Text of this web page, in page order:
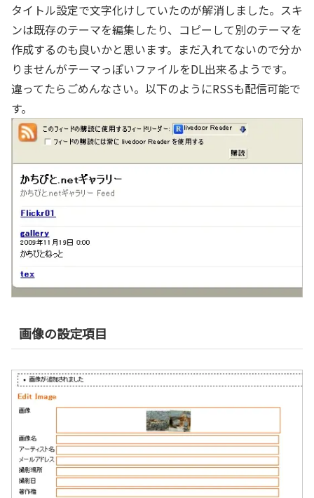
タイトル設定で文字化けしていたのが解消しました。スキ
ンは既存のテーマを編集したり、コピーして別のテーマを
作成するのも良いかと思います。まだ入れてないので分か
りませんがテーマっぽいファイルをDL出来るようです。
違ってたらごめんなさい。以下のようにRSSも配信可能で
す。
画像の設定項目